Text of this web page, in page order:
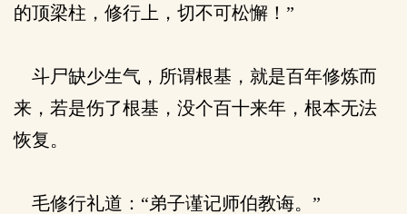
的顶梁柱，修行上，切不可松懈！”
斗尸缺少生气，所谓根基，就是百年修炼而
来，若是伤了根基，没个百十来年，根本无法
恢复。
毛修行礼道：“弟子谨记师伯教诲。”